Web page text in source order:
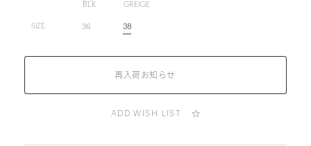
BLK GREIGE
SIZE. 36 38
ADD WISH LIST